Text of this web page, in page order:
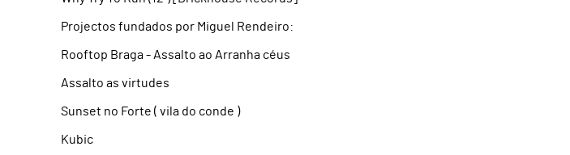
Projectos fundados por Miguel Rendeiro:
Rooftop Braga - Assalto ao Arranha céus
Assalto as virtudes
Sunset no Forte ( vila do conde )
Kubic